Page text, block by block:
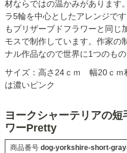
材ならではの温かみがあります
ラ5輪を中心としたアレンジで
もプリザーブドフラワーと同じ
モスで制作しています。作家の
ナル作品なので世界に1つのも
サイズ：高さ24ｃｍ 幅20ｃｍ
は濃いピンク
ヨークシャーテリアの
ワーPretty
商品番号 dog-yorkshire-short-